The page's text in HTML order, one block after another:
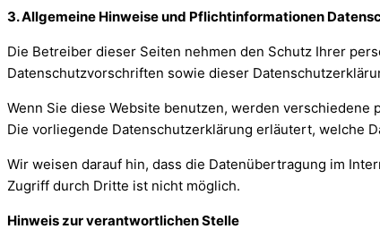
3. Allgemeine Hinweise und Pflichtinformationen
Die Betreiber dieser Seiten nehmen den Schutz Ihrer
Datenschutzvorschriften sowie dieser
Wenn Sie diese Website benutzen, werden
Die vorliegende Datenschutzerklärung erläutert, welche
Wir weisen darauf hin, dass die Datenübertragung im
Zugriff durch Dritte ist nicht möglich.
Hinweis zur verantwortlichen Stelle